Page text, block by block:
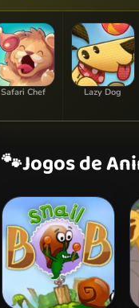
Safari Chef Lazy Dog
🐾Jogos de